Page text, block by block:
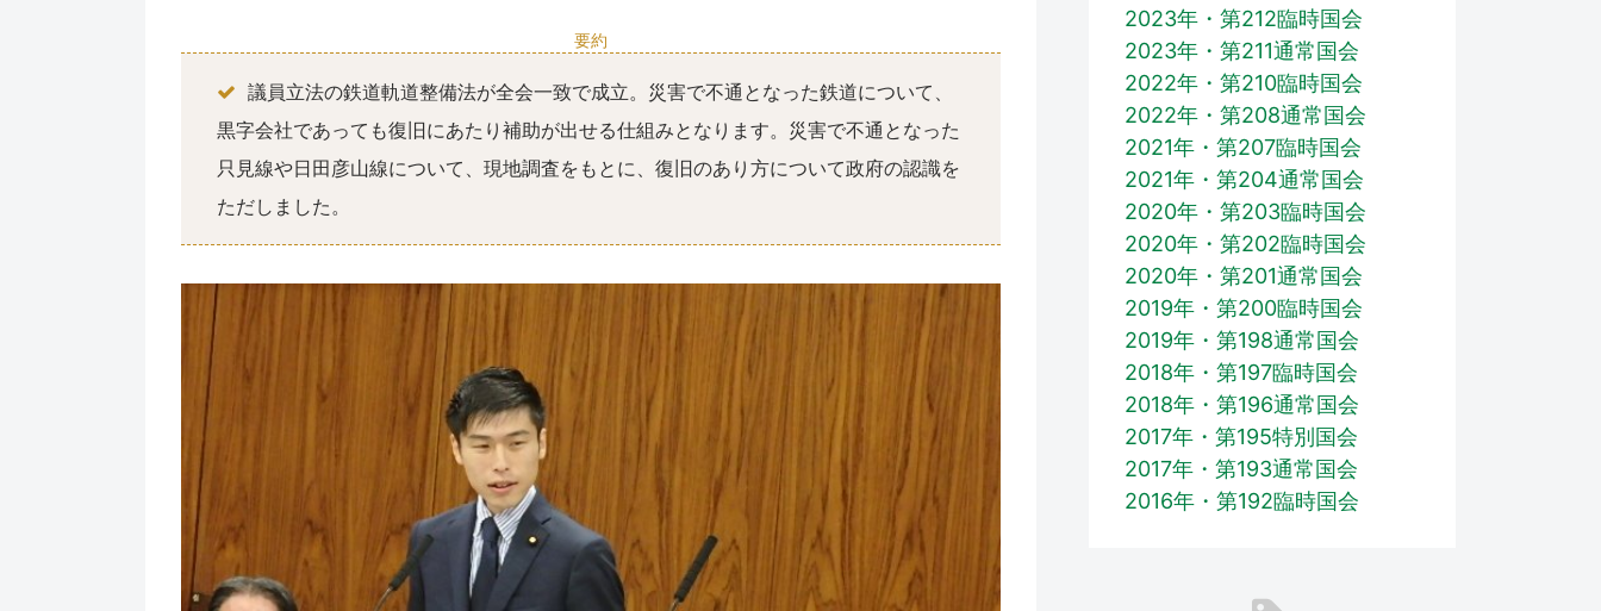
要約
議員立法の鉄道軌道整備法が全会一致で成立。災害で不通となった鉄道について、
黒字会社であっても復旧にあたり補助が出せる仕組みとなります。災害で不通となった
只見線や日田彦山線について、現地調査をもとに、復旧のあり方について政府の認識を
ただしました。
2023年・第212臨時国会
2023年・第211通常国会
2022年・第210臨時国会
2022年・第208通常国会
2021年・第207臨時国会
2021年・第204通常国会
2020年・第203臨時国会
2020年・第202臨時国会
2020年・第201通常国会
2019年・第200臨時国会
2019年・第198通常国会
2018年・第197臨時国会
2018年・第196通常国会
2017年・第195特別国会
2017年・第193通常国会
2016年・第192臨時国会